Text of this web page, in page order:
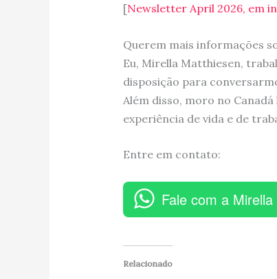
[Newsletter April 2026, em
Querem mais informações
Eu, Mirella Matthiesen,
disposição para
Além disso, moro no
experiência de vida e de
Entre em contato:
Fale com a Mirella
Relacionado